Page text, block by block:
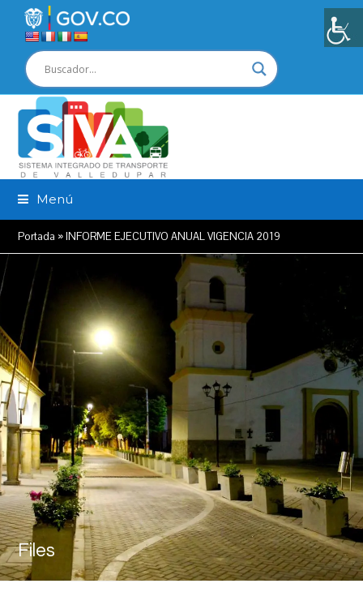
Menú
Portada »INFORME EJECUTIVO ANUAL VIGENCIA 2019
Files